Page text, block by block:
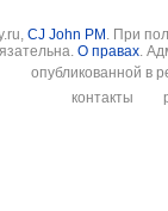
CJ John PM . При
О правах.
опубликованной в
контакты